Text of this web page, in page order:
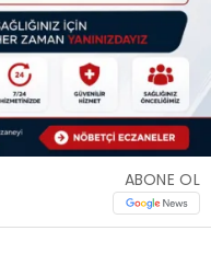
ABONE OL